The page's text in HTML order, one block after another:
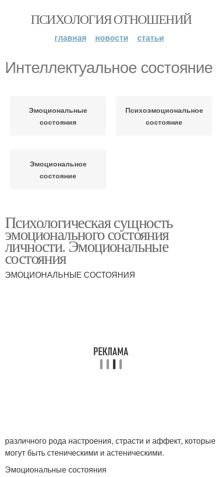
ПСИХОЛОГИЯ ОТНОШЕНИЙ
главная новости статьи
Интеллектуальное состояние
Эмоциональные
состояния
Психоэмоциональное
состояние
Эмоциональное
состояние
Психологическая сущность
эмоционального состояния
личности. Эмоциональные
состояния
ЭМОЦИОНАЛЬНЫЕ СОСТОЯНИЯ
различного рода настроения, страсти и аффект, которые
могут быть стеническими и астеническими.
Эмоциональные состояния